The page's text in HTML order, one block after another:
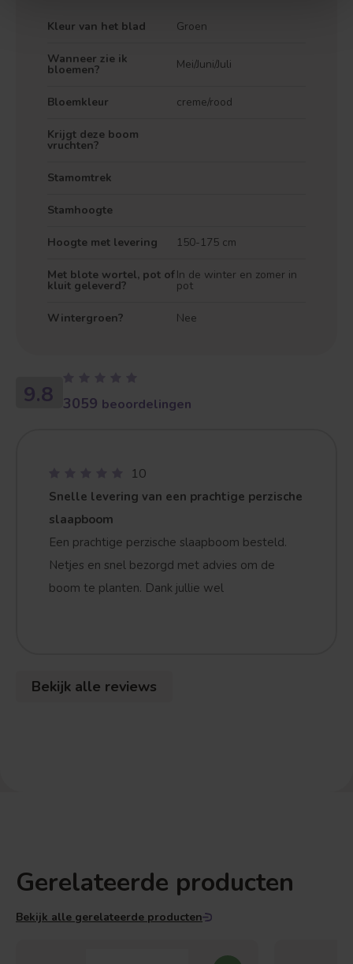
Kleur van het blad Groen
Wanneer zie ik
bloemen? Mei/Juni/Juli
Bloemkleur creme/rood
Krijgt deze boom
vruchten?
Stamomtrek
Stamhoogte
Hoogte met levering 150-175 cm
Met blote wortel, pot of
kluit geleverd?
In de winter en zomer in
pot
Wintergroen? Nee
9.8 3059 beoordelingen
10
Snelle levering van een prachtige perzische
slaapboom
Een prachtige perzische slaapboom besteld.
Netjes en snel bezorgd met advies om de
boom te planten. Dank jullie wel
Bekijk alle reviews
Gerelateerde producten
Bekijk alle gerelateerde producten
Treurvorm Vruchtdragend